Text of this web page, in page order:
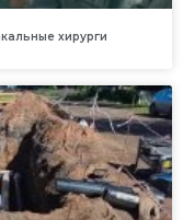
хирурги